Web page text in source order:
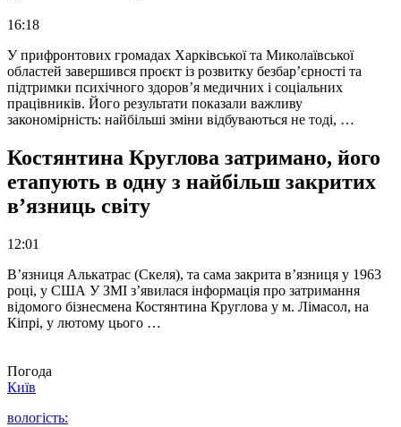
16:18
У прифронтових громадах Харківської та Миколаївської
областей завершився проєкт із розвитку безбар’єрності та
підтримки психічного здоров’я медичних і соціальних
працівників. Його результати показали важливу
закономірність: найбільші зміни відбуваються не тоді, …
Костянтина Круглова затримано, його
етапують в одну з найбільш закритих
в’язниць світу
12:01
В’язниця Алькатрас (Скеля), та сама закрита в’язниця у 1963
році, у США У ЗМІ з’явилася інформація про затримання
відомого бізнесмена Костянтина Круглова у м. Лімасол, на
Кіпрі, у лютому цього …
Погода
Київ
вологість: